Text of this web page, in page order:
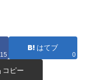
15
はてブ
0
コピー